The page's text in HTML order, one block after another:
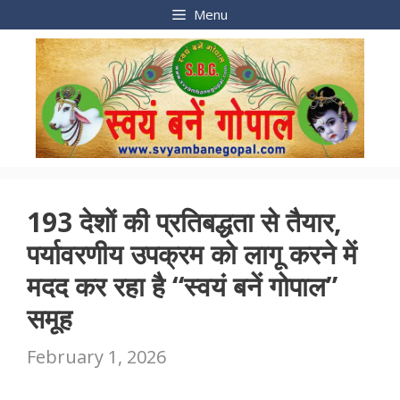
content
Menu
193 देशों की प्रतिबद्धता से तैयार,
पर्यावरणीय उपक्रम को लागू करने में
मदद कर रहा है “स्वयं बनें गोपाल”
समूह
February 1, 2026